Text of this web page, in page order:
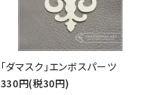
「ダマスク」エンボスパーツ
330円(税30円)